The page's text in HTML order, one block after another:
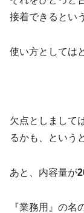
接着できるとい
使い方としては
欠点としまして
るかも、という
あと、内容量が
『業務用』の